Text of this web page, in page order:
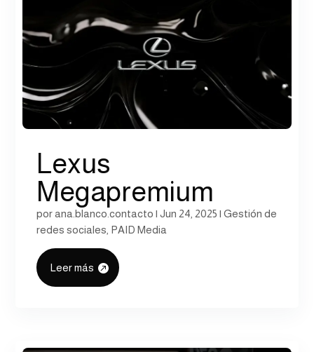
Lexus
Megapremium
porana.blanco.contacto |Jun 24, 2025 |Gestión de
redes sociales, PAID Media
Leer más